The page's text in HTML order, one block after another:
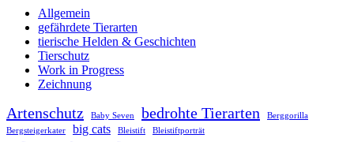
Allgemein
gefährdete Tierarten
tierische Helden & Geschichten
Tierschutz
Work in Progress
Zeichnung
Artenschutz Baby Seven bedrohte Tierarten
Berggorilla
Bergsteigerkater
big cats Bleistift Bleistiftporträt